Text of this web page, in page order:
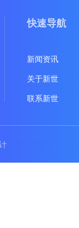
快速导航
新闻资讯
关于新世
联系新世